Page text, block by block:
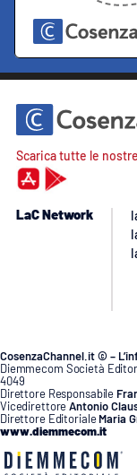
Scarica tutte le
LaC Network
CosenzaChannel.it © –
Diemmecom Società
4049
Direttore Responsabile
VicedirettoreAntonio
Direttore Editoriale Maria
www.diemmecom.it